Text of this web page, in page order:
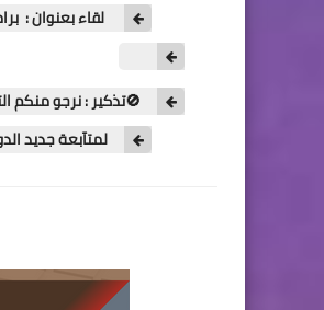
لقاء بعنوان :
🚫تذكير : نرجو منكم
لمتآبعة جديد